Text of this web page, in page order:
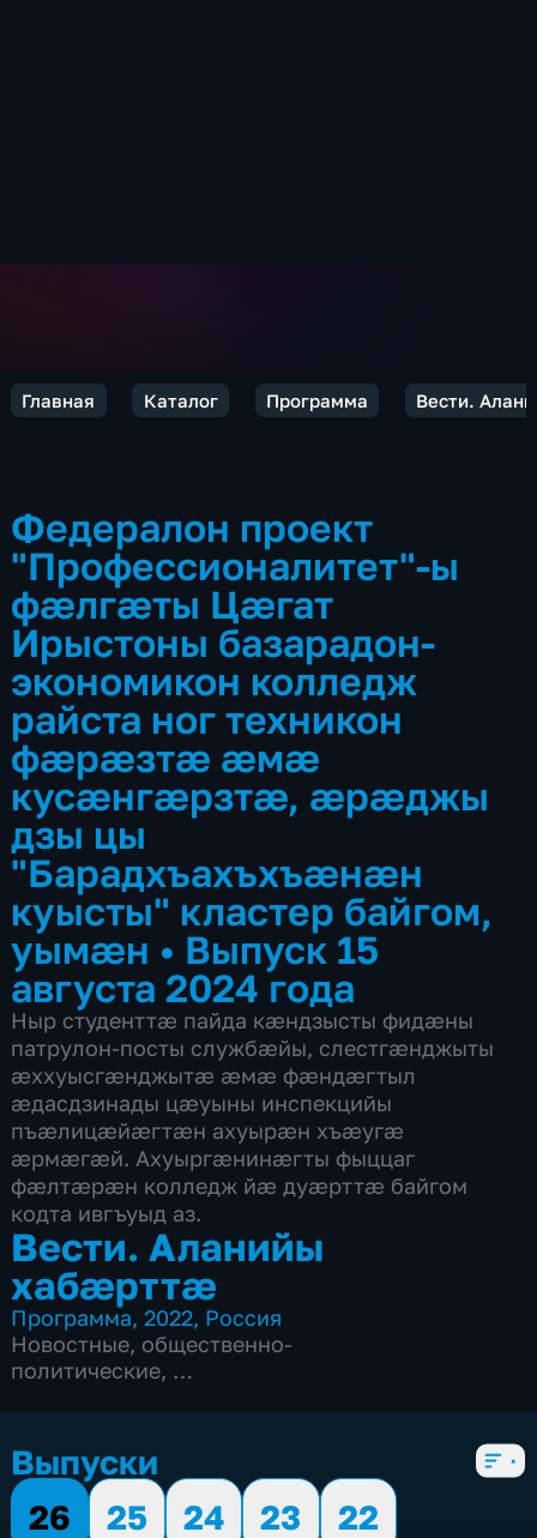
Главная Каталог Программа Вести.
Федералон проект
"Профессионалитет"-ы
фæлгæты Цæгат
Ирыстоны базарадон-
экономикон колледж
райста ног техникон
фæрæзтæ æмæ
кусæнгæрзтæ, æрæджы
дзы цы
"Барадхъахъхъæнæн
куысты" кластер байгом,
уымæн • Выпуск 15
августа 2024 года
Ныр студенттæ пайда кæндзысты фидæны
патрулон-посты службæйы, слестгæнджыты
æххуысгæнджытæ æмæ фæндæгтыл
æдасдзинады цæуыны инспекцийы
пъæлицæйæгтæн ахуырæн хъæугæ
æрмæгæй. Ахуыргæнинæгты фыццаг
фæлтæрæн колледж йæ дуæрттæ байгом
кодта ивгъуыд аз.
Вести. Аланийы
хабæрттæ
Программа,2022, Россия
Новостные, общественно-
политические,
Выпуски
26
25 24 23
22